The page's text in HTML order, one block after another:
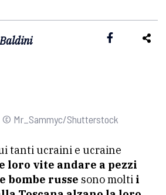
Mr_Sammyc/Shutterstock
tanti ucraini e ucraine
loro vite andare a pezzi
bombe russe sono molti i